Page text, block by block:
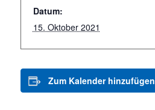
Datum:
15. Oktober 2021
Zum Kalender hinzufügen